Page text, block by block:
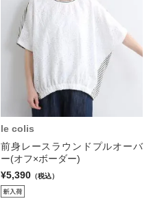
le colis
前身レースラウンドプルオーバ
ー(オフ×ボーダー)
¥5,390 （税込）